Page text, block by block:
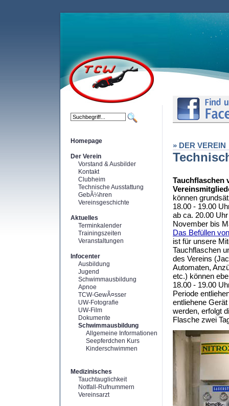
Homepage
Der Verein
Vorstand & Ausbilder
Kontakt
Clubheim
Technische Ausstattung
GebÃ¼hren
Vereinsgeschichte
Aktuelles
Terminkalender
Trainingszeiten
Veranstaltungen
Infocenter
Ausbildung
Jugend
Schwimmausbildung
Apnoe
TCW-GewÃ¤sser
UW-Fotografie
UW-Film
Dokumente
Schwimmausbildung
Allgemeine Informationen
Seepferdchen Kurs
Kinderschwimmen
Medizinisches
Tauchtauglichkeit
Notfall-Rufnummern
Vereinsarzt
» DER VEREIN
Tauchflaschen
können
18.00 - 19.00
ab ca. 20.00
November bis
Das Befüllen
ist für unsere
Tauchflaschen
des Vereins
Automaten,
etc.) können
18.00 - 19.00
Periode
entliehene
werden, erfolgt
Flasche zwei